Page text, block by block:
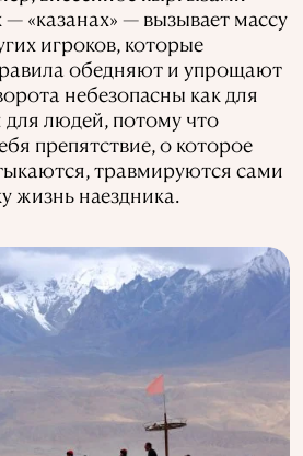
«казанах» — вызывает массу
игроков, которые
обедняют и упрощают
небезопасны как для
для людей, потому что
препятствие, о которое
травмируются сами
жизнь наездника.